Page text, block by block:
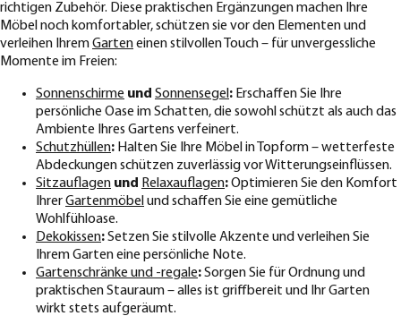
richtigen Zubehör. Diese praktischen Ergänzungen machen Ihre
Möbel noch komfortabler, schützen sie vor den Elementen und
verleihen IhremGarteneinen stilvollen Touch – für unvergessliche
Momente im Freien:
Sonnenschirme und Sonnensegel : Erschaffen Sie Ihre
persönliche Oase im Schatten, die sowohl schützt als auch das
Ambiente Ihres Gartens verfeinert.
Schutzhüllen: Halten Sie Ihre Möbel in Topform – wetterfeste
Abdeckungen schützen zuverlässig vor Witterungseinflüssen.
Sitzauflagen und Relaxauflagen:Optimieren Sie den Komfort
IhrerGartenmöbel und schaffen Sie eine gemütliche
Wohlfühloase.
Dekokissen:Setzen Sie stilvolle Akzente und verleihen Sie
Ihrem Garten eine persönliche Note.
Gartenschränke und -regale:Sorgen Sie für Ordnung und
praktischen Stauraum – alles ist griffbereit und Ihr Garten
wirkt stets aufgeräumt.